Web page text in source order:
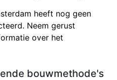
heeft nog geen
Neem gerust
over het
bouwmethode's